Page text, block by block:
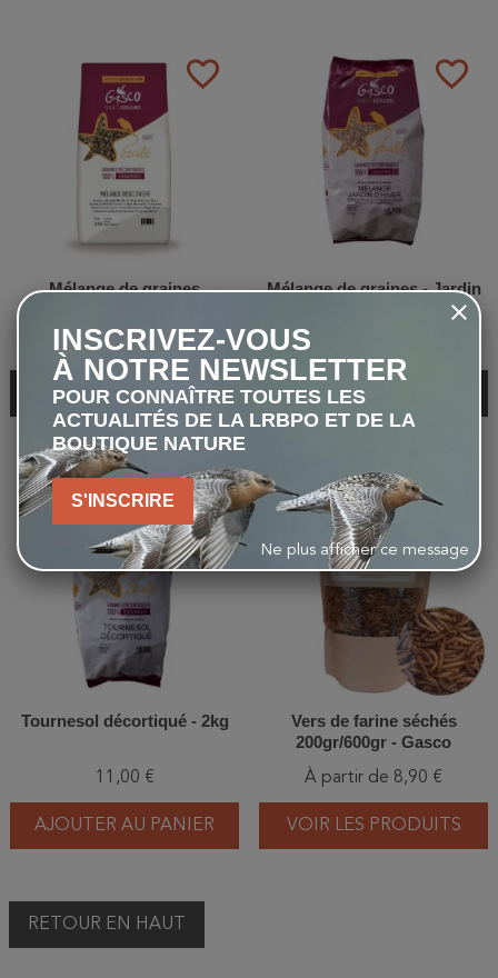
favorite_border
Mélange de graines
11,00 €
VOIR
favorite_border
Mélange de graines - Jardin
VOIR
favorite_border
Tournesol décortiqué - 2kg
11,00 €
AJOUTER AU PANIER
favorite_border
Vers de farine séchés
200gr/600gr - Gasco
À partir de 8,90 €
VOIR LES PRODUITS
RETOUR EN HAUT
INSCRIVEZ-VOUS
À NOTRE NEWSLETTER
POUR CONNAÎTRE TOUTES LES
ACTUALITÉS DE LA LRBPO ET DE LA
BOUTIQUE NATURE
S'INSCRIRE
Ne plus afficher ce message